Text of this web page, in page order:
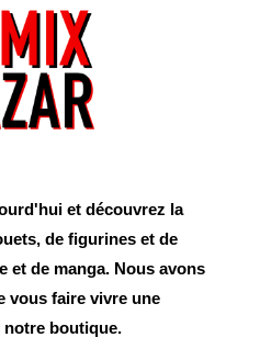
et découvrez la
de figurines et de
et de manga. Nous avons
vous faire vivre une
notre boutique.